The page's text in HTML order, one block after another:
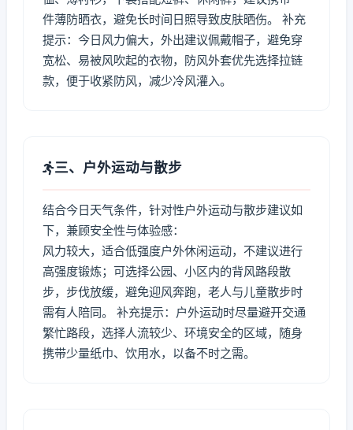
件薄防晒衣，避免长时间日照导致皮肤晒伤。 补充
提示：今日风力偏大，外出建议佩戴帽子，避免穿
宽松、易被风吹起的衣物，防风外套优先选择拉链
款，便于收紧防风，减少冷风灌入。
三、户外运动与散步
结合今日天气条件，针对性户外运动与散步建议如
下，兼顾安全性与体验感：
风力较大，适合低强度户外休闲运动，不建议进行
高强度锻炼；可选择公园、小区内的背风路段散
步，步伐放缓，避免迎风奔跑，老人与儿童散步时
需有人陪同。 补充提示：户外运动时尽量避开交通
繁忙路段，选择人流较少、环境安全的区域，随身
携带少量纸巾、饮用水，以备不时之需。